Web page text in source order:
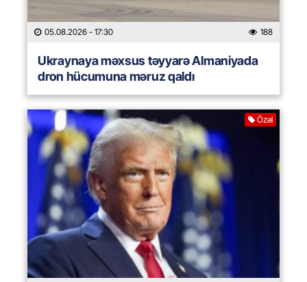
05.08.2026 - 17:30 188
Ukraynaya məxsus təyyarə Almaniyada
dron hücumuna məruz qaldı
Özəl